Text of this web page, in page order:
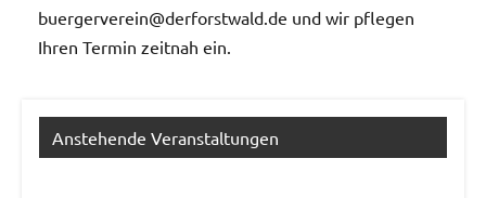
buergerverein@derforstwald.de und wir pflegen
Ihren Termin zeitnah ein.
Anstehende Veranstaltungen